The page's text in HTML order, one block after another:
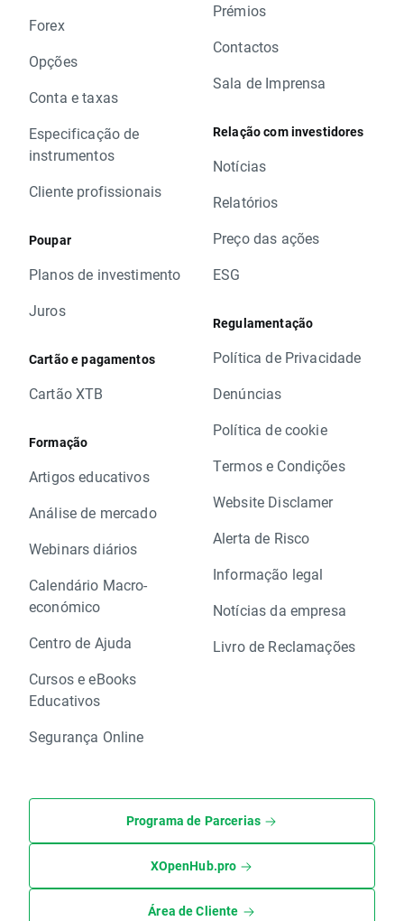
Forex
Opções
Conta e taxas
Especificação de
instrumentos
Cliente profissionais
Poupar
Planos de investimento
Juros
Cartão e pagamentos
Cartão XTB
Formação
Artigos educativos
Análise de mercado
Webinars diários
Calendário Macro-
económico
Centro de Ajuda
Cursos e eBooks
Educativos
Segurança Online
Prémios
Contactos
Sala de Imprensa
Relação com investidores
Notícias
Relatórios
Preço das ações
ESG
Regulamentação
Política de Privacidade
Denúncias
Política de cookie
Termos e Condições
Website Disclamer
Alerta de Risco
Informação legal
Notícias da empresa
Livro de Reclamações
Programa de Parcerias
XOpenHub.pro
Área de Cliente